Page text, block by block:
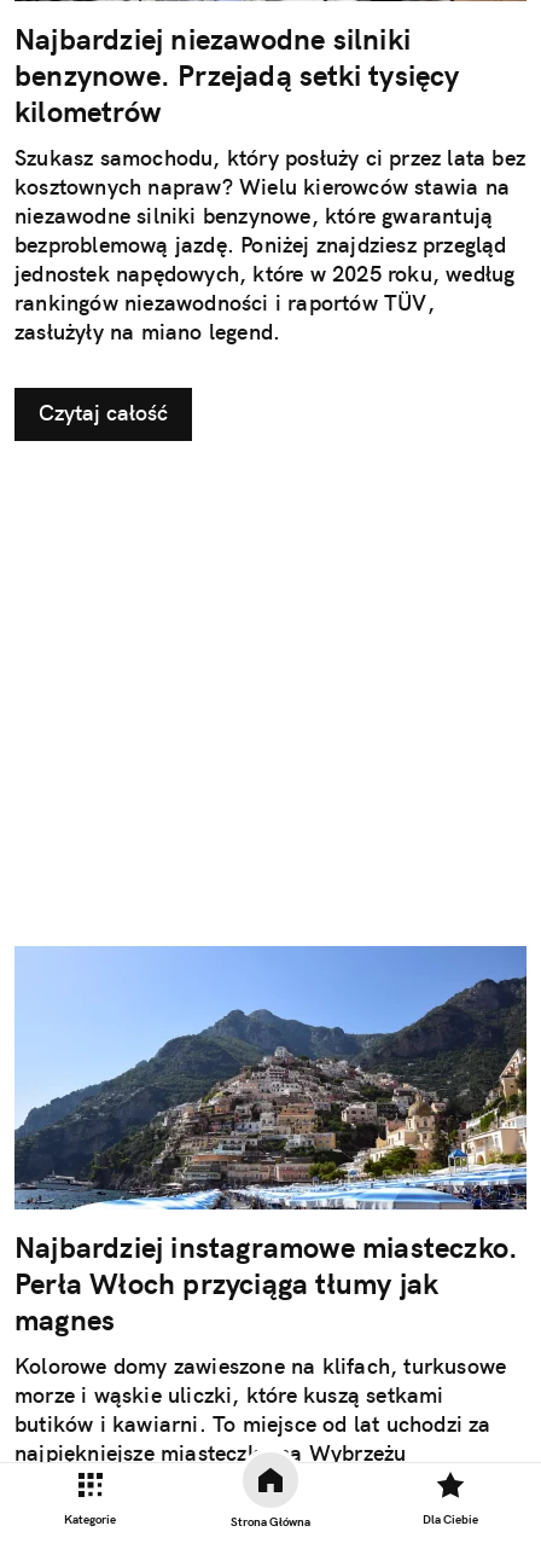
Kategorie Strona Główna Dla Ciebie
Najbardziej niezawodne silniki
benzynowe. Przejadą setki tysięcy
kilometrów
Szukasz samochodu, który posłuży ci przez lata bez
kosztownych napraw? Wielu kierowców stawia na
niezawodne silniki benzynowe, które gwarantują
bezproblemową jazdę. Poniżej znajdziesz przegląd
jednostek napędowych, które w 2025 roku, według
rankingów niezawodności i raportów TÜV,
zasłużyły na miano legend.
Czytaj całość
Najbardziej instagramowe miasteczko.
Perła Włoch przyciąga tłumy jak
magnes
Kolorowe domy zawieszone na klifach, turkusowe
morze i wąskie uliczki, które kuszą setkami
butików i kawiarni. To miejsce od lat uchodzi za
najpiękniejsze miasteczko na Wybrzeżu
Amalfitańskim. "Positano bites deep" – pisał John
Steinbeck i trudno się z nim nie zgodzić. Włoskie